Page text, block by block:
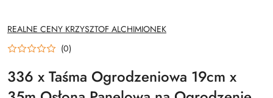
NAZWA
PRODUCENTA:
REALNE CENY KRZYSZTOF ALCHIMIONEK
(0)
336 x Taśma Ogrodzeniowa 19cm x